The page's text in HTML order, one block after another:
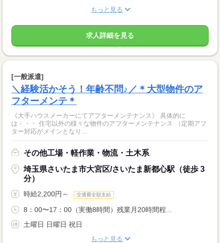
もっと見る
求人詳細を見る
[一般派遣]
＼経験活かそう！年齢不問♪／＊大型物件のア
フターメンテ＊
《大手ハウスメーカーにてアフターメンテナンス》 具体的に
は・・・ 住宅以外の様々な物件のアフターメンテナンス （定期アフ
ター対応がメインとなり...
その他工場・軽作業・物流・土木系
埼玉県さいたま市大宮区/さいたま新都心駅（徒歩 3
分）
時給2,200円～ 交通費全額支給
8：00〜17：00（実働8時間）残業月20時間程...
土曜日 日曜日 祝日
もっと見る